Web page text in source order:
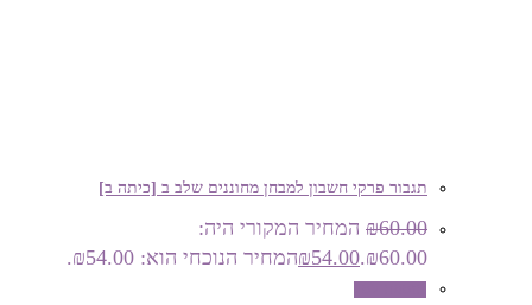
תגבור פרקי חשבון למבחן מחוננים שלב ב [כיתה ב]
₪60.00
המחיר המקורי היה:
₪60.00.
₪54.00 המחיר הנוכחי הוא: ₪54.00.